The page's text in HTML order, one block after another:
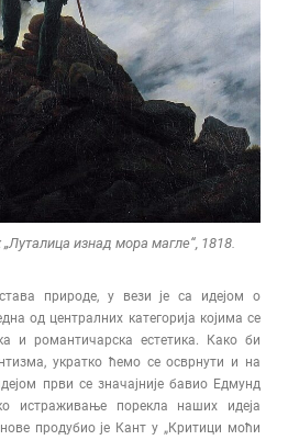
изнад мора магле“, 1818.
природе, у вези је са идејом о
од централних категорија којима се
и романтичарска естетика. Како би
укратко ћемо се осврнути и на
први се значајније бавио Едмунд
истраживање порекла наших идеја
продубио је Кант у „Критици моћи